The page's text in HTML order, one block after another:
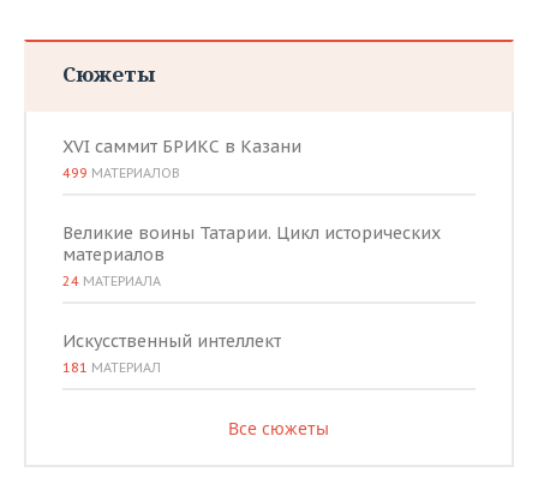
Сюжеты
XVI саммит БРИКС в Казани
499 МАТЕРИАЛОВ
Великие воины Татарии. Цикл исторических
материалов
24 МАТЕРИАЛА
Искусственный интеллект
181 МАТЕРИАЛ
Все сюжеты